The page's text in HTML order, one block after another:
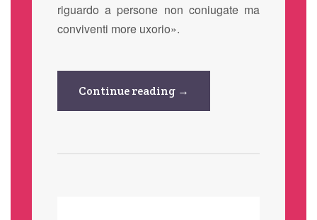
riguardo a persone non coniugate ma
conviventi more uxorio».
Continue reading →